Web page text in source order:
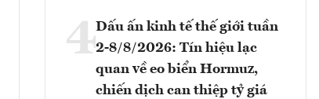
4Dấu ấn kinh tế thế giới tuần
2-8/8/2026: Tín hiệu lạc
quan về eo biển Hormuz,
chiến dịch can thiệp tỷ giá